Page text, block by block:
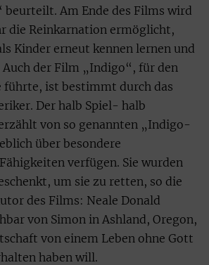
Am Ende des Films wird
die Reinkarnation ermöglicht,
Kinder erneut kennen lernen und
der Film „Indigo“, für den
führte, ist bestimmt durch das
Der halb Spiel- halb
von so genannten „Indigo-
über besondere
verfügen. Sie wurden
um sie zu retten, so die
des Films: Neale Donald
von Simon in Ashland, Oregon,
von einem Leben ohne Gott
haben will.